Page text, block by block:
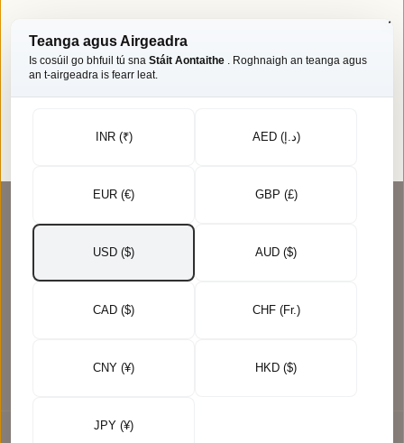
Croí sláintiúilMilseoiríGach rud
Ár ngealltanas ar gach ordú
Tuarascáil saotharlainne le gach baisc
BlueDart · DHL · FedEx · Amazon
Teanga agus Airgeadra
Is cosúil go bhfuil tú sna Stáit Aontaithe . Roghnaigh an teanga agus
an t-airgeadra is fearr leat.
INR (₹) AED (د.إ)
EUR (€) GBP (£)
USD ($) AUD ($)
CAD ($) CHF (Fr.)
CNY (¥) HKD ($)
JPY (¥)